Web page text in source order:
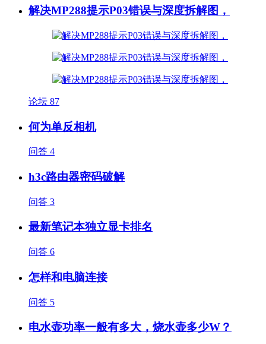
解决MP288提示P03错误与深度拆解图，
论坛 87
何为单反相机
问答 4
h3c路由器密码破解
问答 3
最新笔记本独立显卡排名
问答 6
怎样和电脑连接
问答 5
电水壶功率一般有多大，烧水壶多少W？